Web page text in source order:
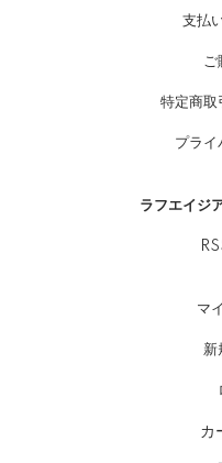
支払
特定商取
プライ
ラフエイジ
マ
新
カ